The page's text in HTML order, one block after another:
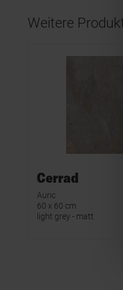
Weitere
Cerrad
Auric
60 x 60 cm
light grey - matt